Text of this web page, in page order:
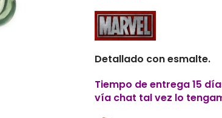
Detallado con esmalte.
Tiempo de entrega 15
vía chat tal vez lo